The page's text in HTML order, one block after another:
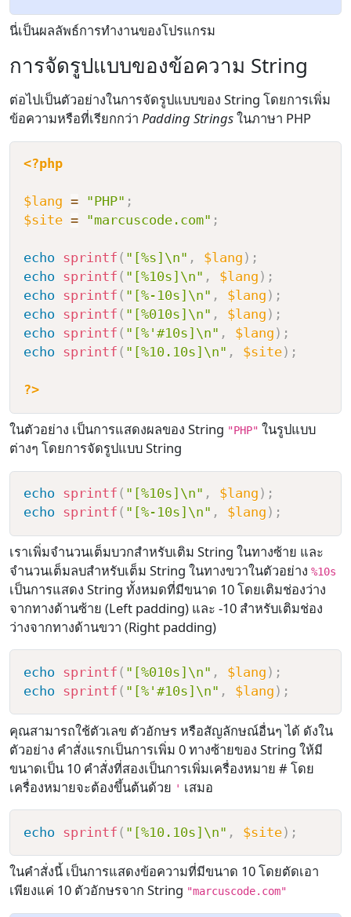
นี่เป็นผลลัพธ์การทำงานของโปรแกรม
การจัดรูปแบบของข้อความ String
ต่อไปเป็นตัวอย่างในการจัดรูปแบบของ String โดยการเพิ่ม
ข้อความหรือที่เรียกกว่าPadding Stringsในภาษา PHP
<?php
$lang = "PHP" ;
$site = "marcuscode.com" ;
echo sprintf ( "[%s]\n" , $lang ) ;
echo
sprintf ( "[%10s]\n" , $lang ) ;
echo
sprintf ( "[%-10s]\n" , $lang ) ;
echo
sprintf ( "[%010s]\n" , $lang ) ;
echo
sprintf ( "[%'#10s]\n" , $lang ) ;
echo
sprintf ( "[%10.10s]\n" , $site) ;
?>
ในตัวอย่าง เป็นการแสดงผลของ String "PHP" ในรูปแบบ
ต่างๆ โดยการจัดรูปแบบ String
echo sprintf ( "[%10s]\n" , $lang ) ;
echo
sprintf ( "[%-10s]\n" , $lang ) ;
เราเพิ่มจำนวนเต็มบวกสำหรับเติม String ในทางซ้าย และ
จำนวนเต็มลบสำหรับเต็ม String ในทางขวาในตัวอย่าง%10s
เป็นการแสดง String ทั้งหมดที่มีขนาด 10 โดยเติมช่องว่าง
จากทางด้านซ้าย (Left padding) และ -10 สำหรับเติมช่อง
ว่างจากทางด้านขวา (Right padding)
echo sprintf ( "[%010s]\n" , $lang ) ;
echo
sprintf ( "[%'#10s]\n" , $lang ) ;
คุณสามารถใช้ตัวเลข ตัวอักษร หรือสัญลักษณ์อื่นๆ ได้ ดังใน
ตัวอย่าง คำสั่งแรกเป็นการเพิ่ม 0 ทางซ้ายของ String ให้มี
ขนาดเป็น 10 คำสั่งที่สองเป็นการเพิ่มเครื่องหมาย # โดย
เครื่องหมายจะต้องขึ้นต้นด้วย ' เสมอ
echo sprintf ( "[%10.10s]\n" , $site) ;
ในคำสั่งนี้ เป็นการแสดงข้อความที่มีขนาด 10 โดยตัดเอา
เพียงแค่ 10 ตัวอักษรจาก String "marcuscode.com"